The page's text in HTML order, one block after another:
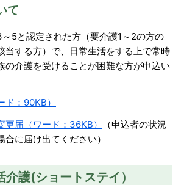
て
5と認定された方（要介護1～2の方の
当する方）で、日常生活をする上で常時
の介護を受けることが困難な方が申込い
ド：90KB）
更届（ワード：36KB）
（申込者の状況
合に届け出てください）
護(ショートステイ）